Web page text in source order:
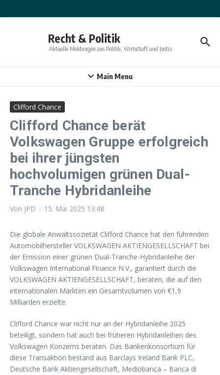
Recht & Politik
Aktuelle Meldungen aus Politik, Wirtschaft und Justiz
Main Menu
Clifford Chance
Clifford Chance berät
Volkswagen Gruppe erfolgreich
bei ihrer jüngsten
hochvolumigen grünen Dual-
Tranche Hybridanleihe
Von JPD 15. Mai 2025 13:48
Die globale Anwaltssozietät Clifford Chance hat den führenden
Automobilhersteller VOLKSWAGEN AKTIENGESELLSCHAFT bei
der Emission einer grünen Dual-Tranche-Hybridanleihe der
Volkswagen International Finance N.V., garantiert durch die
VOLKSWAGEN AKTIENGESELLSCHAFT, beraten, die auf den
internationalen Märkten ein Gesamtvolumen von €1,9
Milliarden erzielte.
Clifford Chance war nicht nur an der Hybridanleihe 2025
beteiligt, sondern hat auch bei früheren Hybridanleihen des
Volkswagen Konzerns beraten. Das Bankenkonsortium für
diese Transaktion bestand aus Barclays Ireland Bank PLC,
Deutsche Bank Aktiengesellschaft, Mediobanca – Banca di